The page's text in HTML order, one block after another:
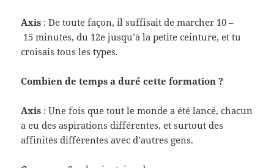
Axis : De toute façon, il suff­i­sait de marcher 10 –
15 min­utes, du 12e jusqu’à la petite cein­ture, et tu
croi­sais tous les types.
Com­bien de temps a duré cette formation ?
Axis : Une fois que tout le monde a été lancé, cha­cun
a eu des aspi­ra­tions dif­férentes, et surtout des
affinités dif­férentes avec d’autres gens.